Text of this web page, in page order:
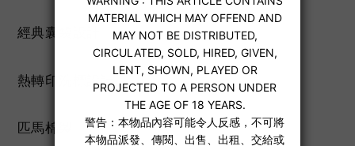
經典囊袋設計
熱轉印洗標設計
匹馬棉製